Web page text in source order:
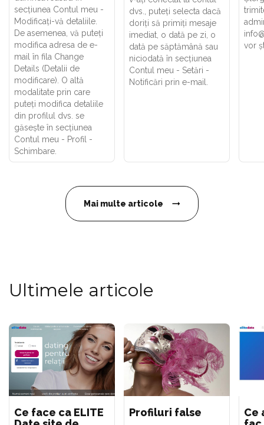
secțiunea Contul meu -
Modificați-vă detaliile.
De asemenea, vă puteți
modifica adresa de e-
mail în fila Change
Details (Detalii de
modificare). O altă
modalitate prin care
puteți modifica detaliile
din profilul dvs. se
găsește în secțiunea
Contul meu - Profil -
Schimbare.
dvs., puteți selecta dacă
doriți să primiți mesaje
imediat, o dată pe zi, o
dată pe săptămână sau
niciodată în secțiunea
Contul meu - Setări -
Notificări prin e-mail.
vor
Mai multe articole
Ultimele articole
Ce face ca ELITE
Profiluri false
Ce